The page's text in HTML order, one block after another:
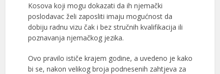
Kosova koji mogu dokazati da ih njemački
poslodavac želi zaposliti imaju mogućnost da
dobiju radnu vizu čak i bez stručnih kvalifikacija ili
poznavanja njemačkog jezika.
Ovo pravilo ističe krajem godine, a uvedeno je kako
bi se, nakon velikog broja podnesenih zahtjeva za